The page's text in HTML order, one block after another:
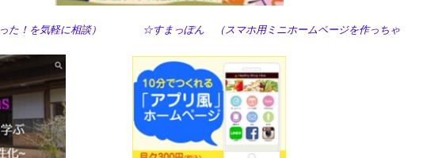
た！を気軽に相談） ☆すまっぽん （スマホ用ミニホームページを作っちゃ
）